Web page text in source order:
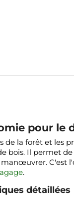
pour le
de la forêt et les
bois. Il permet
C'est
.
détaillées